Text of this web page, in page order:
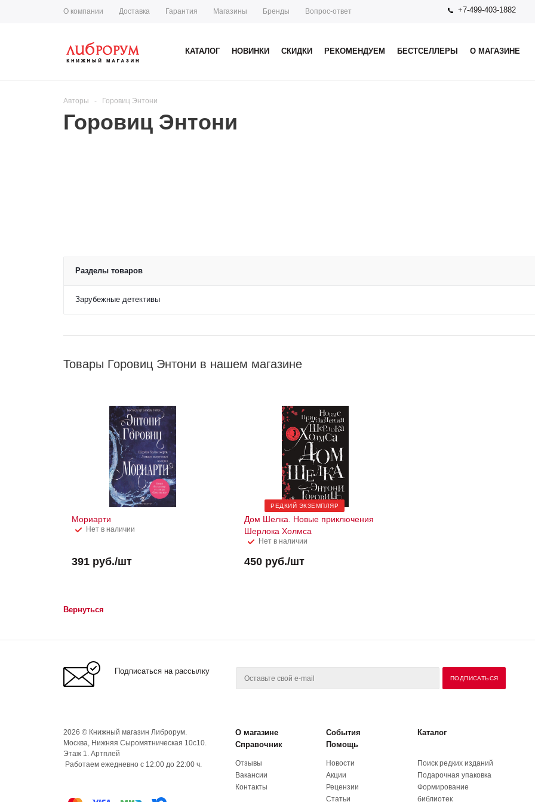
О компании Доставка Гарантия Магазины Бренды Вопрос-ответ +7-499-403-1882
КАТАЛОГ НОВИНКИ СКИДКИ РЕКОМЕНДУЕМ БЕСТСЕЛЛЕРЫ О МАГАЗИНЕ
Авторы - Горовиц Энтони
Горовиц Энтони
Разделы товаров
Зарубежные детективы
Товары Горовиц Энтони в нашем магазине
Мориарти
Нет в наличии
391 руб./шт
РЕДКИЙ ЭКЗЕМПЛЯР
Дом Шелка. Новые приключения
Шерлока Холмса
Нет в наличии
450 руб./шт
Вернуться
Подписаться на рассылку
2026 © Книжный магазин Либрорум.
Москва, Нижняя Сыромятническая 10с10.
Этаж 1. Артплей
Работаем ежедневно с 12:00 до 22:00 ч.
О магазине События
Каталог
Справочник
Помощь
Отзывы
Вакансии
Контакты
Новости
Акции
Рецензии
Статьи
Поиск редких изданий
Подарочная упаковка
Формирование
библиотек